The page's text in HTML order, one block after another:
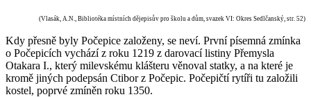
(Vlasák, A.N., Bibliotéka místních dějepisův pro školu a dům, svazek VI: Okres Sedlčanský, str. 52)
Kdy přesně byly Počepice založeny, se neví. První písemná zmínka
o Počepicích vychází z roku 1219 z darovací listiny Přemysla
Otakara I., který milevskému klášteru věnoval statky, a na které je
kromě jiných podepsán Ctibor z Počepic. Počepičtí rytíři tu založili
kostel, poprvé zmíněn roku 1350.